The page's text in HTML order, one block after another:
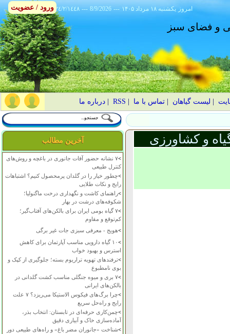
٢٤/٢/١٤٤٨ --- 8/9/2026 --- ۱۴۰۵ يکشنبه ۱۸ مرداد امروز
و فضای سبز
لیست گیاهان |تماس با ما RSS
|درباره ما
آخرین مطالب
>
۷ نشانه حضور آفات جانوری در باغچه و روش‌های
کنترل طبیعی
>چطور خیار را در گلدان پرمحصول کنیم؟ اشتباهات
رایج و نکات طلایی
>راهنمای کاشت و نگهداری درخت ماگنولیا؛
شکوفه‌های درشت در بهار
>
۷ گیاه بومی ایران برای بالکن‌های آفتاب‌گیر؛
کم‌توقع و مقاوم
>هویج - معرفی سبزی جات غیر برگی
>
۱۰ گیاه دارویی مناسب آپارتمان برای کاهش
استرس و بهبود خواب
>ترفندهای تهویه تراریوم بسته؛ جلوگیری از کپک و
بوی نامطبوع
>
۷ بری و میوه جنگلی مناسب کشت گلدانی در
بالکن‌های ایرانی
>
چرا برگ‌های فیکوس الاستیکا می‌ریزد؟ ۷ علت
رایج و راه‌حل سریع
>چمن‌کاری حرفه‌ای در تابستان: انتخاب بذر،
آماده‌سازی خاک و آبیاری دقیق
>شناخت «جانوران مضر باغ» و راه‌های طبیعی دور
و کشاورزی
ورود / عضویت